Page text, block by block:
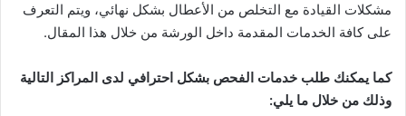
مشكلات القيادة مع التخلص من الأعطال بشكل نهائي، ويتم التعرف
على كافة الخدمات المقدمة داخل الورشة من خلال هذا المقال.
كما يمكنك طلب خدمات الفحص بشكل احترافي لدى المراكز التالية
وذلك من خلال ما يلي: